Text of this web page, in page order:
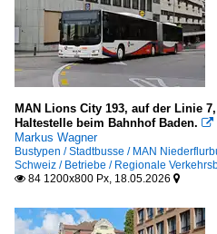
MAN Lions City 193, auf der Linie
Haltestelle beim Bahnhof Baden. 
Markus Wagner
Bustypen / Stadtbusse / MAN
Schweiz / Betriebe / Regionale
 84 1200x800 Px, 18.05.2026 